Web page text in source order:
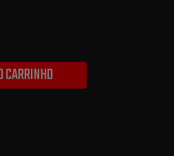
CARRINHO